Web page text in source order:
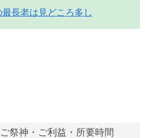
長老は見どころ多し
祭神・ご利益・所要時間